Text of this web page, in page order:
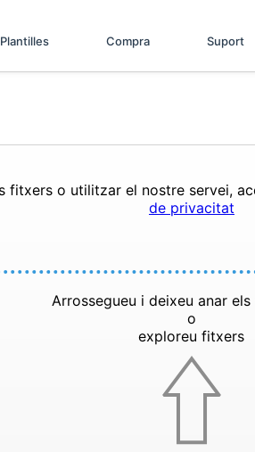
Plantilles Compra Suport
fitxers o utilitzar el nostre servei,
de privacitat
Arrossegueu i deixeu anar
o
exploreu fitxers